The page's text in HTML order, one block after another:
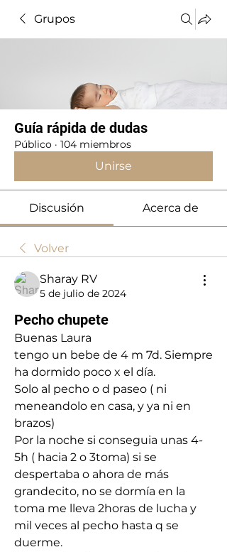
Grupos
Guía rápida de dudas
Público · 104 miembros
Unirse
Discusión Acerca de
Volver
Sharay RV
5 de julio de 2024
Pecho chupete
Buenas Laura
tengo un bebe de 4 m 7d. Siempre
ha dormido poco x el día.
Solo al pecho o d paseo ( ni
meneandolo en casa, y ya ni en
brazos)
Por la noche si conseguia unas 4-
5h ( hacia 2 o 3toma) si se
despertaba o ahora de más
grandecito, no se dormía en la
toma me lleva 2horas de lucha y
mil veces al pecho hasta q se
duerme.